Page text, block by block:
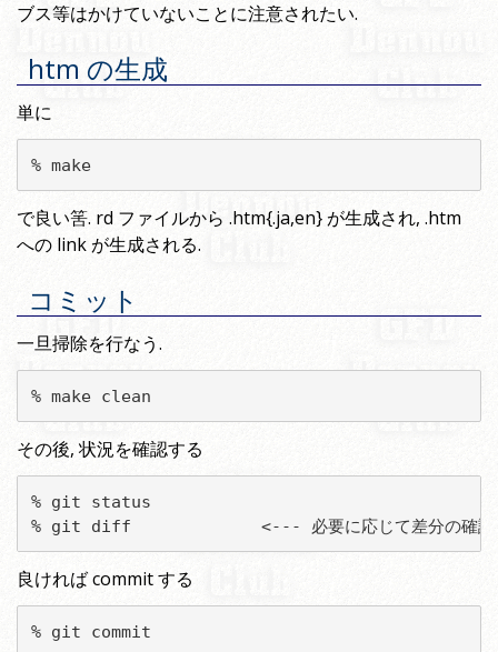
ブス等はかけていないことに注意されたい.
htm の生成
単に
% make
で良い筈. rd ファイルから .htm{.ja,en} が生成され, .htm
への link が生成される.
コミット
一旦掃除を行なう.
% make clean
その後, 状況を確認する
% git status
% git diff             <--- 必要に応じて差分の確認
良ければ commit する
% git commit